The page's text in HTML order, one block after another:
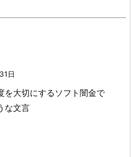
日
を大切にするソフト闇金で
な文言